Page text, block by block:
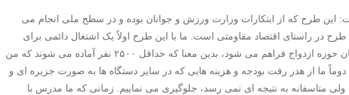
طرح که از ابتکارات وزارت ورزش و جوانان بوده و در سطح ملی انجام می
طرح در راستای اقتصاد مقاومتی است. ما با این طرح اولاً یک اشتغال دائمی برای
روانشناسان، مشاوران، متخصصان و مدرسان حوزه ازدواج فراهم می شود، بدین معنا که حداقل ۲۵۰۰ نفر آماده می شوند که من
ما از هدر رفت بودجه و هزینه هایی که در سایر دستگاه ها به صورت جزیره ای و
متاسفانه به نتیجه ای نمی رسد، جلوگیری می نماییم. زمانی که ما مدرس با